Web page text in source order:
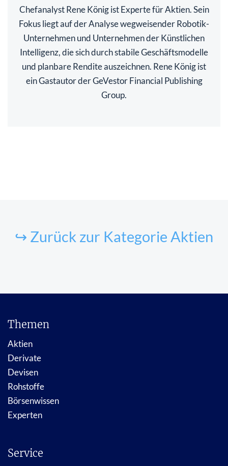
Chefanalyst Rene König ist Experte für Aktien. Sein
Fokus liegt auf der Analyse wegweisender Robotik-
Unternehmen und Unternehmen der Künstlichen
Intelligenz, die sich durch stabile Geschäftsmodelle
und planbare Rendite auszeichnen. Rene König ist
ein Gastautor der GeVestor Financial Publishing
Group.
↪ Zurück zur Kategorie Aktien
Themen
Aktien
Derivate
Devisen
Rohstoffe
Börsenwissen
Experten
Service